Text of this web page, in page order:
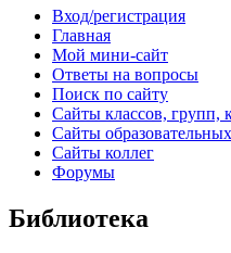
Вход/регистрация
Главная
Мой мини-сайт
Ответы на вопросы
Поиск по сайту
Сайты классов, групп,
Сайты
Сайты коллег
Форумы
Библиотека